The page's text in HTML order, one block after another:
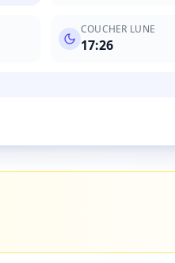
COUCHER LUNE
17:26